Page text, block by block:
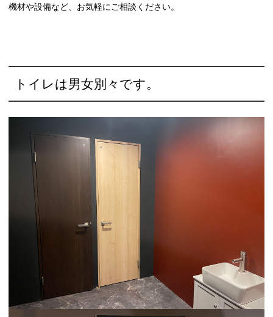
機材や設備など、お気軽にご相談ください。
トイレは男女別々です。